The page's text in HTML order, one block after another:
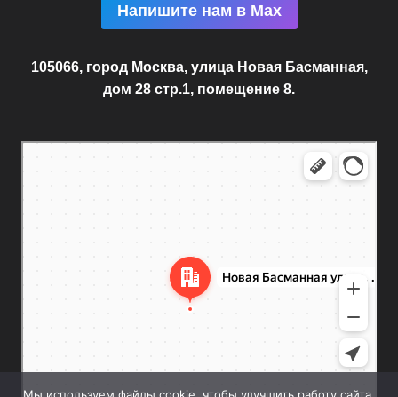
Напишите нам в Max
105066, город Москва, улица Новая Басманная,
дом 28 стр.1, помещение 8.